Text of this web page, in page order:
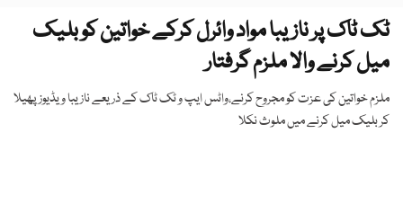
ٹک ٹاک پر نازیبا مواد وائرل کرکے خواتین کو بلیک
میل کرنے والا ملزم گرفتار
ملزم خواتین کی عزت کو مجروح کرنے،واٹس ایپ و ٹک ٹاک کے ذریعے نازیبا ویڈیوز پھیلا
کر بلیک میل کرنے میں ملوث نکلا